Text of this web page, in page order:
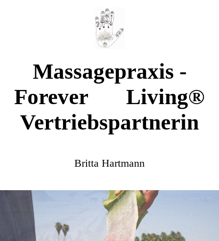
Massagepraxis -
Forever Living®
Vertriebspartnerin
Britta Hartmann